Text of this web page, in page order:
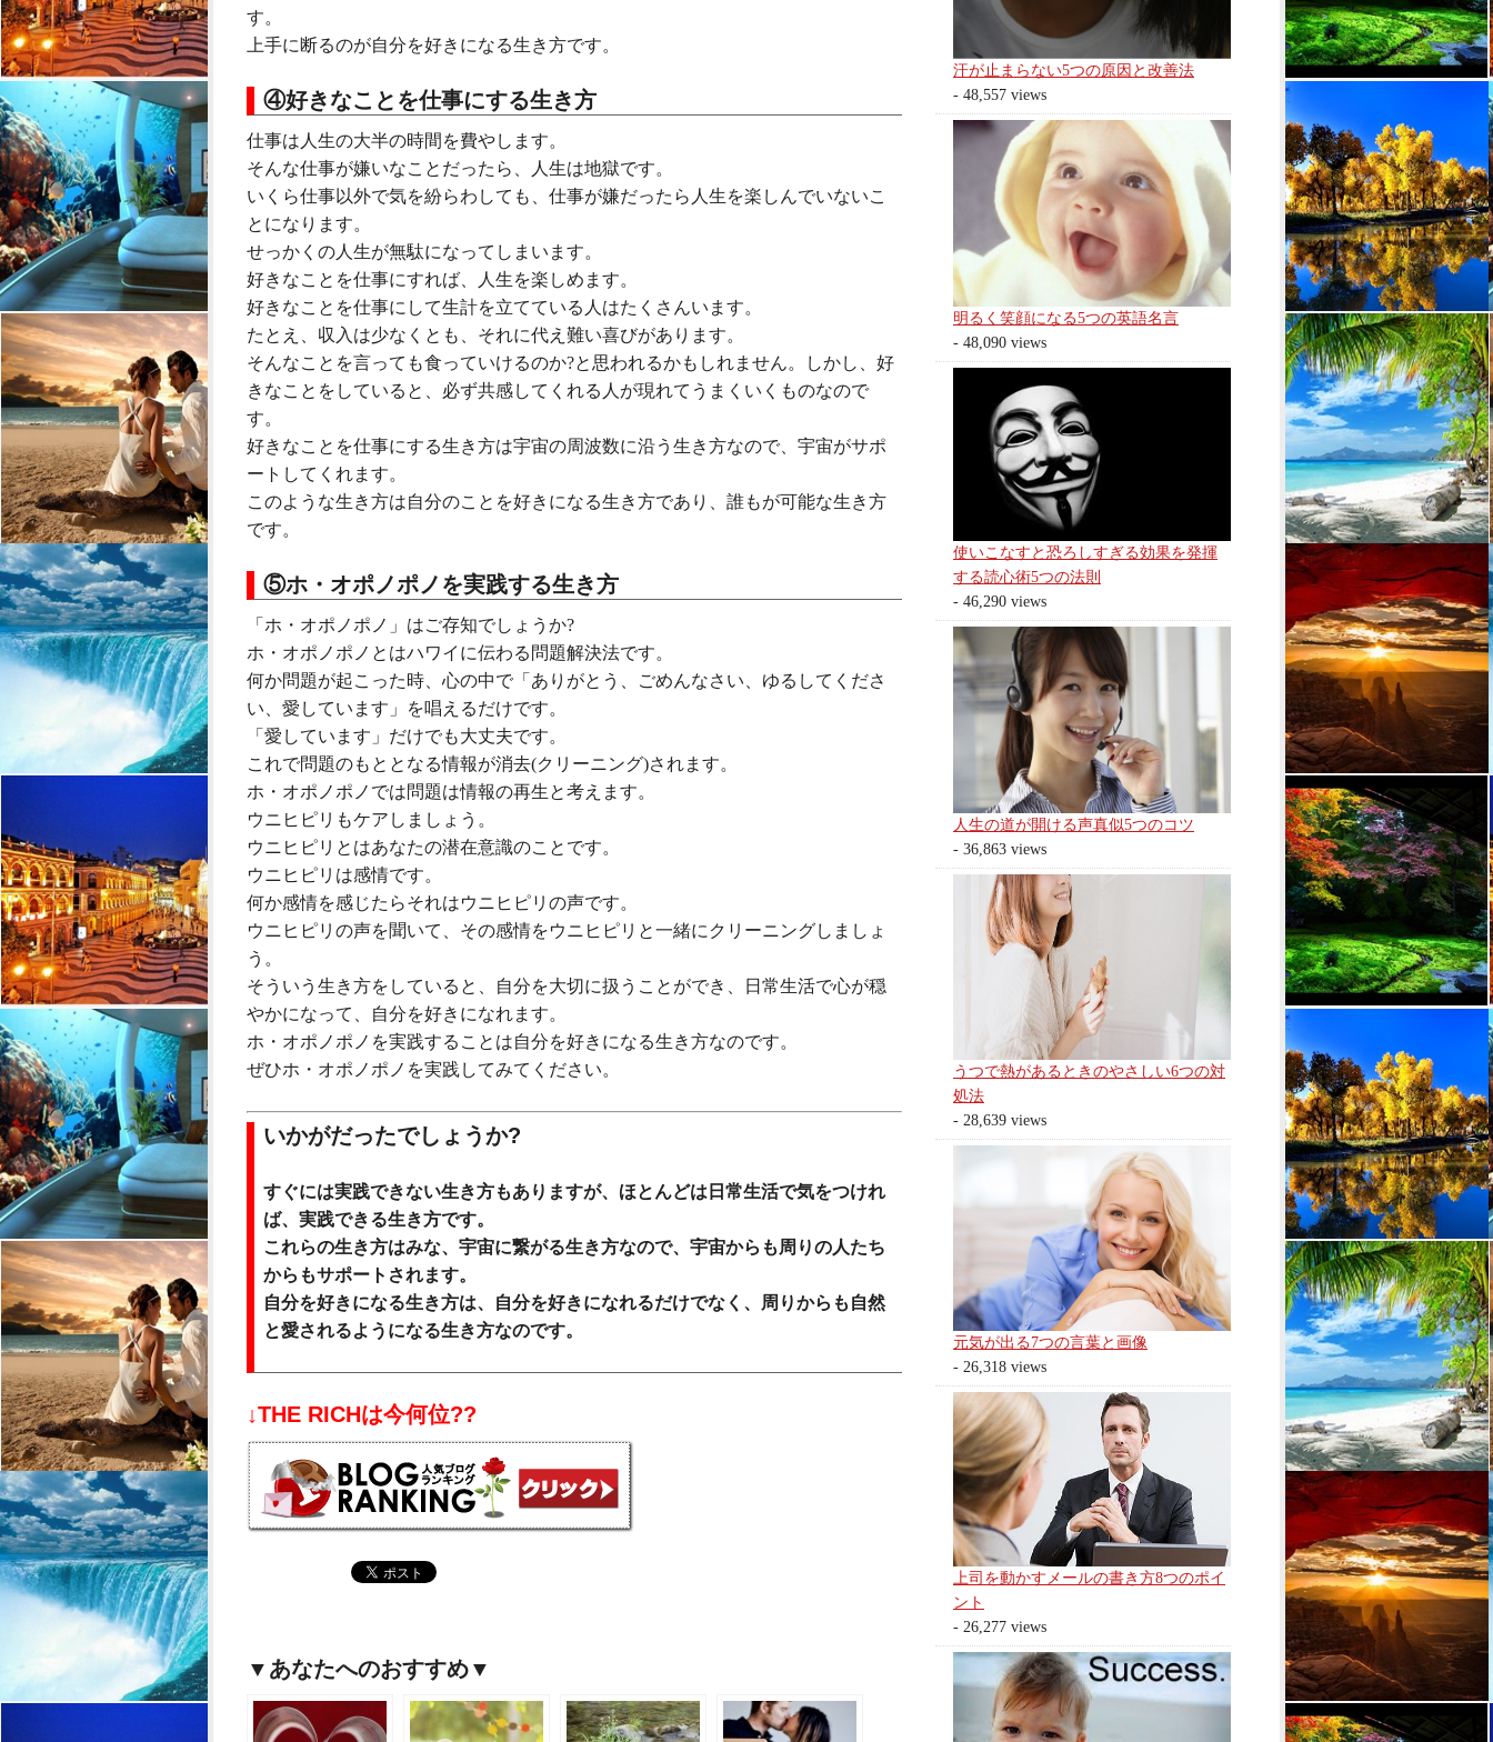
す。
上手に断るのが自分を好きになる生き方です。
④好きなことを仕事にする生き方
仕事は人生の大半の時間を費やします。
そんな仕事が嫌いなことだったら、人生は地獄です。
いくら仕事以外で気を紛らわしても、仕事が嫌だったら人生を楽しんでいないこ
とになります。
せっかくの人生が無駄になってしまいます。
好きなことを仕事にすれば、人生を楽しめます。
好きなことを仕事にして生計を立てている人はたくさんいます。
たとえ、収入は少なくとも、それに代え難い喜びがあります。
そんなことを言っても食っていけるのか?と思われるかもしれません。しかし、好
きなことをしていると、必ず共感してくれる人が現れてうまくいくものなので
す。
好きなことを仕事にする生き方は宇宙の周波数に沿う生き方なので、宇宙がサポ
ートしてくれます。
このような生き方は自分のことを好きになる生き方であり、誰もが可能な生き方
です。
⑤ホ・オポノポノを実践する生き方
「ホ・オポノポノ」はご存知でしょうか?
ホ・オポノポノとはハワイに伝わる問題解決法です。
何か問題が起こった時、心の中で「ありがとう、ごめんなさい、ゆるしてくださ
い、愛しています」を唱えるだけです。
「愛しています」だけでも大丈夫です。
これで問題のもととなる情報が消去(クリーニング)されます。
ホ・オポノポノでは問題は情報の再生と考えます。
ウニヒピリもケアしましょう。
ウニヒピリとはあなたの潜在意識のことです。
ウニヒピリは感情です。
何か感情を感じたらそれはウニヒピリの声です。
ウニヒピリの声を聞いて、その感情をウニヒピリと一緒にクリーニングしましょ
う。
そういう生き方をしていると、自分を大切に扱うことができ、日常生活で心が穏
やかになって、自分を好きになれます。
ホ・オポノポノを実践することは自分を好きになる生き方なのです。
ぜひホ・オポノポノを実践してみてください。
いかがだったでしょうか?
すぐには実践できない生き方もありますが、ほとんどは日常生活で気をつけれ
ば、実践できる生き方です。
これらの生き方はみな、宇宙に繋がる生き方なので、宇宙からも周りの人たち
からもサポートされます。
自分を好きになる生き方は、自分を好きになれるだけでなく、周りからも自然
と愛されるようになる生き方なのです。
↓THE RICHは今何位??
▼あなたへのおすすめ▼
汗が止まらない5つの原因と改善法
- 48,557 views
明るく笑顔になる5つの英語名言
- 48,090 views
使いこなすと恐ろしすぎる効果を発揮
する読心術5つの法則
- 46,290 views
人生の道が開ける声真似5つのコツ
- 36,863 views
うつで熱があるときのやさしい6つの対
処法
- 28,639 views
元気が出る7つの言葉と画像
- 26,318 views
上司を動かすメールの書き方8つのポイ
ント
- 26,277 views